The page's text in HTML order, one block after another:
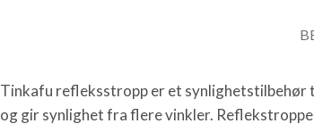
Tinkafu refleksstropp er et synlighetstilbehør
og gir synlighet fra flere vinkler.